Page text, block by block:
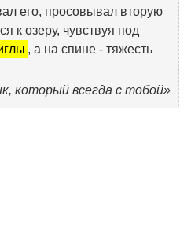
его, просовывал вторую
к озеру, чувствуя под
, а на спине - тяжесть
который всегда с тобой»